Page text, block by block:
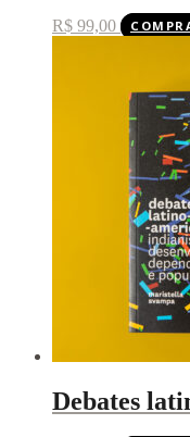
R$ 99,00
Debates